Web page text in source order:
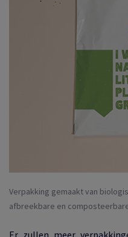
Verpakking gemaakt van
afbreekbare en
Er zullen meer